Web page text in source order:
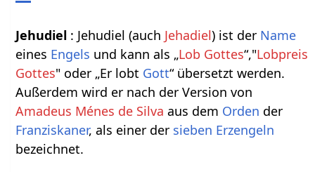
Jehudiel : Jehudiel (auch Jehadiel) ist der Name
eines Engels und kann als „Lob Gottes“,"Lobpreis
Gottes" oder „Er lobt Gott“ übersetzt werden.
Außerdem wird er nach der Version von
Amadeus Ménes de Silva aus dem Orden der
Franziskaner, als einer der sieben Erzengeln
bezeichnet.